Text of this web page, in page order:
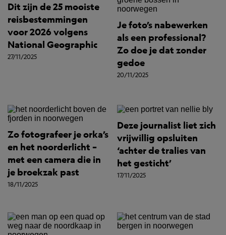
Dit zijn de 25 mooiste
reisbestemmingen
voor 2026 volgens
National Geographic
27/11/2025
Je foto’s nabewerken
als een professional?
Zo doe je dat zonder
gedoe
20/11/2025
Zo fotografeer je orka’s
en het noorderlicht –
met een camera die in
je broekzak past
18/11/2025
Deze journalist liet zich
vrijwillig opsluiten
‘achter de tralies van
het gesticht’
17/11/2025